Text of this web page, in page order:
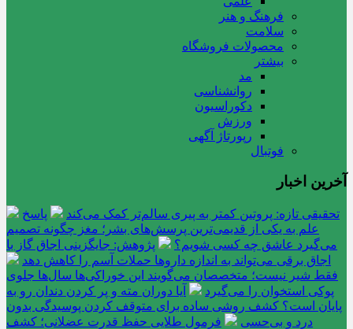
فرهنگ و هنر
سلامت
محصولات فروشگاه
بیشتر
مد
روانشناسی
دکوراسیون
ورزش
رپورتاژ آگهی
فوتبال
آخرین اخبار
تحقیقی تازه: پروتین کمتر به پیری سالم‌تر کمک می‌کند
پاسخ
علم به یکی از قدیمی‌ترین پرسش‌های بشر؛ مغز چگونه تصمیم
می‌گیرد عاشق چه کسی شویم؟
پژوهش: جایگزینی اجاق گاز با
اجاق برقی می‌تواند به اندازه داروها حملات آسم را کاهش دهد
فقط شیر نیست؛ متخصصان می‌گویند این خوراکی‌ها سال‌ها جلوی
پوکی استخوان را می‌گیرد
آیا دوران مته و پر کردن دندان رو به
پایان است؟ کشف روشی ساده برای متوقف کردن پوسیدگی بدون
درد و بی‌حسی
فرمول طلایی حفظ قدرت عضلانی؛ کشف